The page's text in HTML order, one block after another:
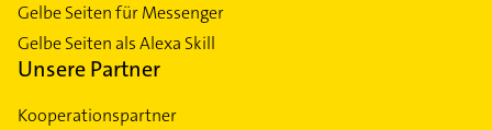
Gelbe Seiten für Messenger
Gelbe Seiten als Alexa Skill
Unsere Partner
Kooperationspartner